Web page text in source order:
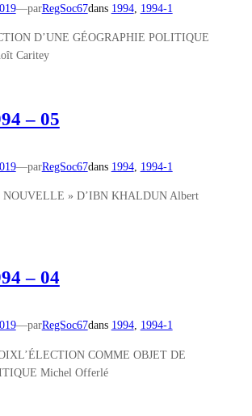
—parRegSoc67dans 1994, 1994-1
D’UNE GÉOGRAPHIE POLITIQUE
Caritey
– 05
—parRegSoc67dans 1994, 1994-1
NOUVELLE » D’IBN KHALDUN Albert
– 04
—parRegSoc67dans 1994, 1994-1
COMME OBJET DE
Michel Offerlé